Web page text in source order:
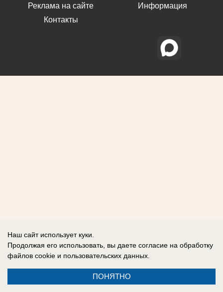
Реклама на сайте
Контакты
Информация
Наш сайт использует куки.
Продолжая его использовать, вы даете согласие на обработку
файлов cookie и пользовательских данных.
ПОНЯТНО